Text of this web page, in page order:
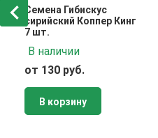
Семена Гибискус
сирийский Коппер Кинг
7 шт.
В наличии
от 130 руб.
В корзину